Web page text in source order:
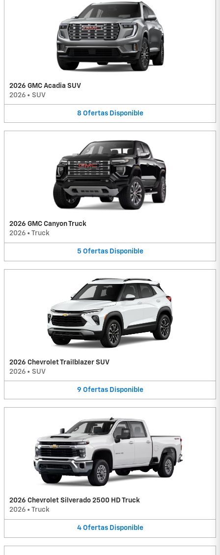
2026 GMC Acadia SUV
2026 • SUV
8 Ofertas Disponible
2026 GMC Canyon Truck
2026 • Truck
5 Ofertas Disponible
2026 Chevrolet Trailblazer SUV
2026 • SUV
9 Ofertas Disponible
2026 Chevrolet Silverado 2500 HD Truck
2026 • Truck
4 Ofertas Disponible